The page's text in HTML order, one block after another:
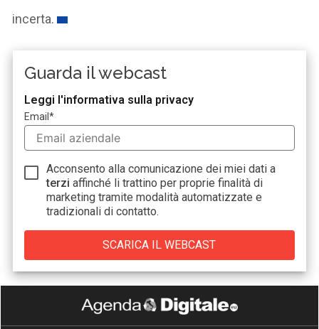
incerta.
Guarda il webcast
Leggi l'informativa sulla privacy
Email*
Acconsento alla comunicazione dei miei dati a
terzi affinché li trattino per proprie finalità di
marketing tramite modalità automatizzate e
tradizionali di contatto.